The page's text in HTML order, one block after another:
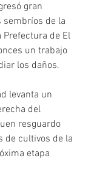
gran
sembríos de la
Prefectura de El
un trabajo
los daños.
levanta un
del
resguardo
de cultivos de la
etapa